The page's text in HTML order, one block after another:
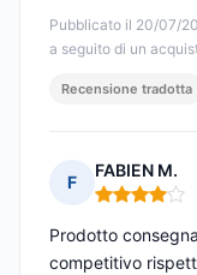
Pubblicato il 20/07/
a seguito di un
Recensione tradotta
F
FABIEN M.
Nota: 4 su 5
Prodotto
competitivo